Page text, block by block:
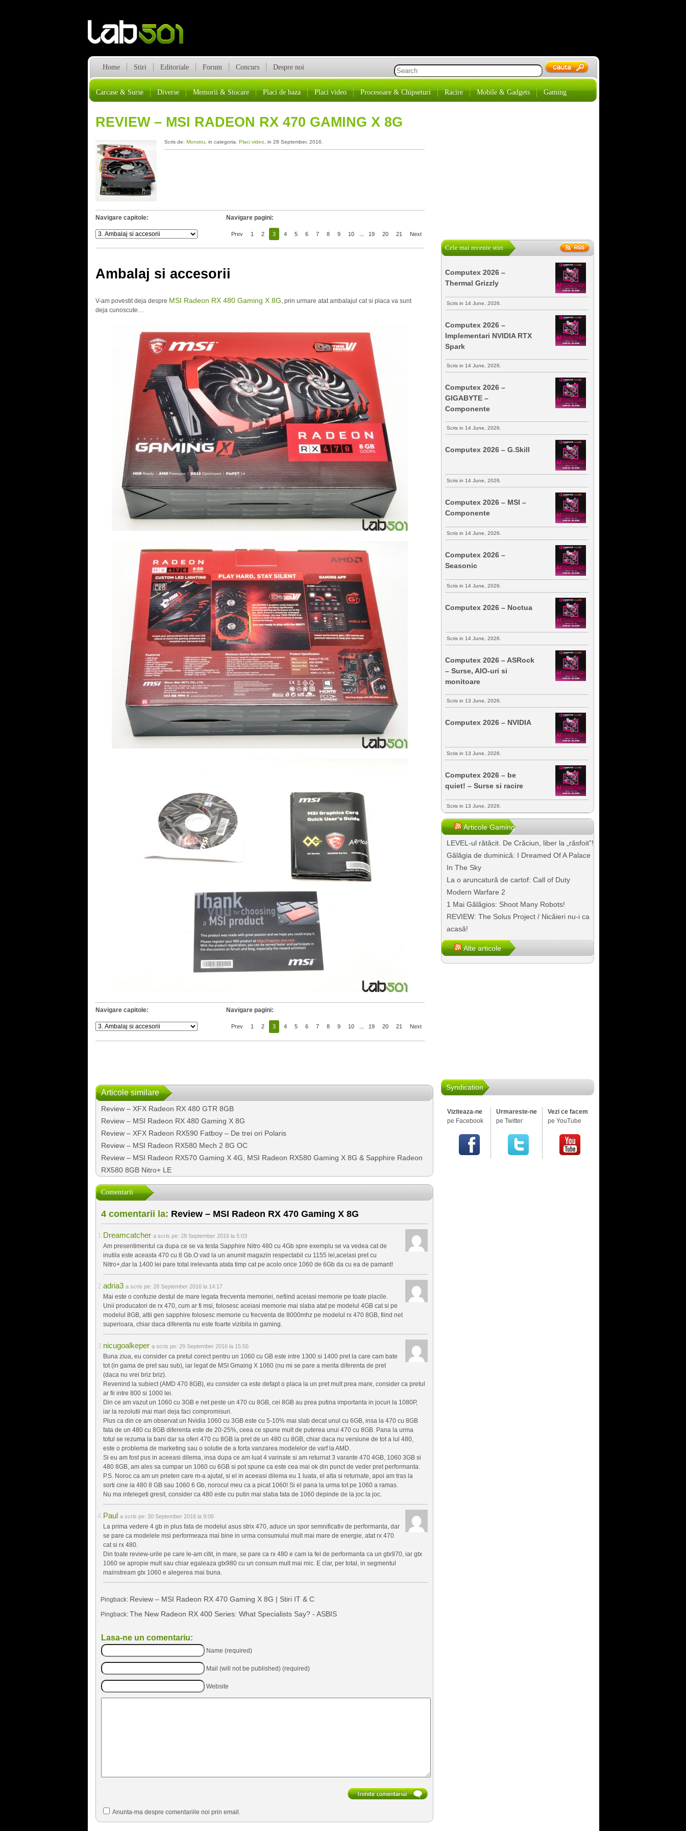
Home Stiri Editoriale Forum Concurs Despre noi
Carcase & Surse Diverse Memorii & Stocare Placi de baza Placi video Procesoare & Chipseturi Racire Mobile & Gadgets Gaming
REVIEW – MSI RADEON RX 470 GAMING X 8G
Scris de: Monstru , in categoria: Placi video, in 28 September, 2016.
Navigare capitole: Navigare pagini:
Prev 1 2 3 4 5 6 7 8 9 10 19 20 21 Next
Ambalaj si accesorii
V-am povestit deja despre MSI Radeon RX 480 Gaming X 8G, prin urmare atat ambalajul cat si placa va sunt
deja cunoscute…
Navigare capitole: Navigare pagini:
Prev 1 2 3 4 5 6 7 8 9 10 19 20 21 Next
Articole similare
Review – XFX Radeon RX 480 GTR 8GB
Review – MSI Radeon RX 480 Gaming X 8G
Review – XFX Radeon RX590 Fatboy – De trei ori Polaris
Review – MSI Radeon RX580 Mech 2 8G OC
Review – MSI Radeon RX570 Gaming X 4G, MSI Radeon RX580 Gaming X 8G & Sapphire Radeon
RX580 8GB Nitro+ LE
Comentarii
4 comentarii la: Review – MSI Radeon RX 470 Gaming X 8G
Dreamcatcher a scris pe: 28 September 2016 la 5:03
Am presentimentul ca dupa ce se va testa Sapphire Nitro 480 cu 4Gb spre exemplu se va vedea cat de
inutila este aceasta 470 cu 8 Gb.O vad la un anumit magazin respectabil cu 1155 lei,acelasi pret cu
Nitro+,dar la 1400 lei pare total irelevanta atata timp cat pe acolo orice 1060 de 6Gb da cu ea de pamant!
adria3 a scris pe: 28 September 2016 la 14:17
Mai este o confuzie destul de mare legata frecventa memoriei, nefiind aceiasi memorie pe toate placile.
Unii producatori de rx 470, cum ar fi msi, folosesc aceiasi memorie mai slaba atat pe modelul 4GB cat si pe
modelul 8GB, altii gen sapphire folosesc memorie cu frecventa de 8000mhz pe modelul rx 470 8GB, fiind net
superioara, chiar daca diferenta nu este foarte vizibila in gaming.
nicugoalkeper a scris pe: 29 September 2016 la 15:55
Buna ziua, eu consider ca pretul corect pentru un 1060 cu GB este intre 1300 si 1400 pret la care cam bate
tot (in gama de pret sau sub), iar legat de MSI Gmaing X 1060 (nu mi se pare a merita diferenta de pret
(daca nu vrei briz briz).
Revenind la subiect (AMD 470 8GB), eu consider ca este defapt o placa la un pret mult prea mare, consider ca pretul
ar fii intre 800 si 1000 lei.
Din ce am vazut un 1060 cu 3GB e net peste un 470 cu 8GB, cei 8GB au prea putina importanta in jocuri la 1080P,
iar la rezolutii mai mari deja faci compromisuri.
Plus ca din ce am observat un Nvidia 1060 cu 3GB este cu 5-10% mai slab decat unul cu 6GB, insa la 470 cu 8GB
fata de un 480 cu 8GB diferenta este de 20-25%, ceea ce spune mult de puterea unui 470 cu 8GB. Pana la urma
totul se rezuma la bani dar sa oferi 470 cu 8GB la pret de un 480 cu 8GB, chiar daca nu versiune de tot a lul 480,
este o problema de marketing sau o solutie de a forta vanzarea modelelor de varf la AMD.
Si eu am fost pus in aceeasi dilema, insa dupa ce am luat 4 varinate si am returnat 3 varante 470 4GB, 1060 3GB si
480 8GB, am ales sa cumpar un 1060 cu 6GB si pot spune ca este cea mai ok din punct de veder pret performanta.
P.S. Noroc ca am un prieten care m-a ajutat, si el in aceeasi dilema eu 1 luata, el alta si returnate, apoi am tras la
sorti cine ia 480 8 GB sau 1060 6 Gb, norocul meu ca a picat 1060! Si el pana la urma tot pe 1060 a ramas.
Nu ma intelegeti gresit, consider ca 480 este cu putin mai slaba fata de 1060 depinde de la joc la joc.
Paul a scris pe: 30 September 2016 la 9:06
La prima vedere 4 gb in plus fata de modelul asus strix 470, aduce un spor semnificativ de performanta, dar
se pare ca modelele msi performeaza mai bine in urma consumului mult mai mare de energie, atat rx 470
cat si rx 480.
Din toate review-urile pe care le-am citit, in mare, se pare ca rx 480 e cam la fel de performanta ca un gtx970, iar gtx
1060 se apropie mult sau chiar egaleaza gtx980 cu un consum mult mai mic. E clar, per total, in segmentul
mainstream gtx 1060 e alegerea mai buna.
Pingback: Review – MSI Radeon RX 470 Gaming X 8G | Stiri IT & C
Pingback: The New Radeon RX 400 Series: What Specialists Say? - ASBIS
Lasa-ne un comentariu:
Name (required)
Mail (will not be published) (required)
Website
Anunta-ma despre comentariile noi prin email.
Cele mai recente stiri
Computex 2026 –
Thermal Grizzly
Scris in 14 June, 2026.
Computex 2026 –
Implementari NVIDIA RTX
Spark
Scris in 14 June, 2026.
Computex 2026 –
GIGABYTE –
Componente
Scris in 14 June, 2026.
Computex 2026 – G.Skill
Scris in 14 June, 2026.
Computex 2026 – MSI –
Componente
Scris in 14 June, 2026.
Computex 2026 –
Seasonic
Scris in 14 June, 2026.
Computex 2026 – Noctua
Scris in 14 June, 2026.
Computex 2026 – ASRock
– Surse, AIO-uri si
monitoare
Scris in 13 June, 2026.
Computex 2026 – NVIDIA
Scris in 13 June, 2026.
Computex 2026 – be
quiet! – Surse si racire
Scris in 13 June, 2026.
Articole Gaming
LEVEL-ul rătăcit. De Crăciun, liber la „răsfoit”!
Gălăgia de duminică: I Dreamed Of A Palace
In The Sky
La o aruncatură de cartof: Call of Duty
Modern Warfare 2
1 Mai Gălăgios: Shoot Many Robots!
REVIEW: The Solus Project / Nicăieri nu-i ca
acasă!
Alte articole
Syndication
Viziteaza-ne
pe Facebook
Urmareste-ne
pe Twitter
Vezi ce facem
pe YouTube